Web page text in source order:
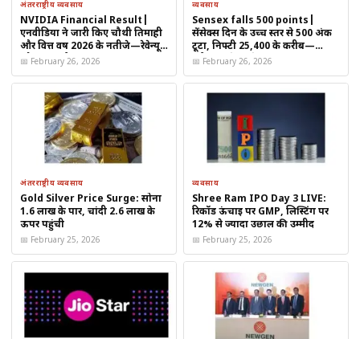
निवेशकों को क्या करना चाहिए?
घबराहट में शेयर बेचने से बचें।
कंपनी की आधिकारिक घोषणा और एक्सचेंज फाइलिंग देखें।
यह जांचें कि क्या स्टॉक स्प्लिट या बोनस लागू हुआ है।
लंबी अवधि के निवेशक फंडामेंटल्स पर ध्यान दें।
कंपनी का प्रदर्शन
Angel One देश की प्रमुख ब्रोकिंग कंपनियों में से एक है औरडिजिटल ट्रेडिंग
प्लेटफॉर्मके जरिए लाखों ग्राहकों को सेवा देती है। हाल के वर्षों में कंपनी ने
अंतरराष्ट्रीय व्यवसाय
NVIDIA Financial Result|
एनवीडिया ने जारी किए चौथी तिमाही
और वित्त वर्ष 2026 के नतीजे—रेवेन्यू
और AI कारोबार पर बाजार की नजर
📅 February 26, 2026
व्यवसाय
Sensex falls 500 points|
सेंसेक्स दिन के उच्च स्तर से 500 अंक
टूटा, निफ्टी 25,400 के करीब—
ग्लोबल संकेतों से बाजार पर दबाव
📅 February 26, 2026
अंतरराष्ट्रीय व्यवसाय
Gold Silver Price Surge: सोना
1.6 लाख के पार, चांदी 2.6 लाख के
ऊपर पहुंची
📅 February 25, 2026
व्यवसाय
Shree Ram IPO Day 3 LIVE:
रिकॉर्ड ऊंचाई पर GMP, लिस्टिंग पर
12% से ज्यादा उछाल की उम्मीद
📅 February 25, 2026